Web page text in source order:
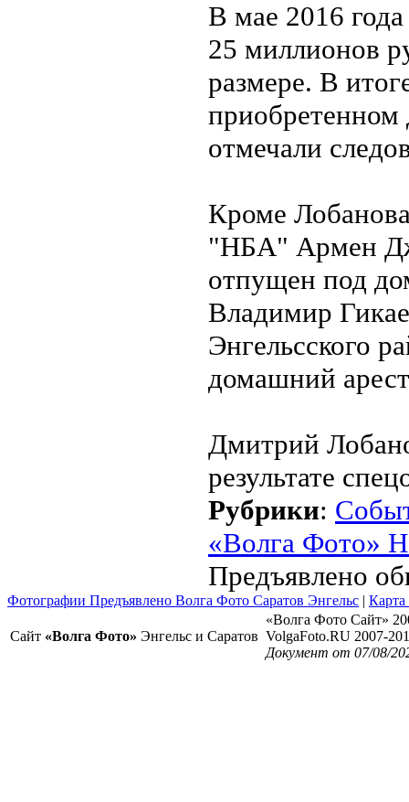
В мае 2016
25 миллионов
размере. В
приобретенном
отмечали
Кроме
"НБА" Армен
отпущен под
Владимир
Энгельсского
домашний
Дмитрий
результате
Рубрики:
«Волга Фото»
Предъявлено
Фотографии Предъявлено Волга Фото Саратов Энгельс | Карта
Сайт «Волга Фото» Энгельс и Саратов
«Волга Фото Сайт»
VolgaFoto.RU 2007-
Документ от 07/08/